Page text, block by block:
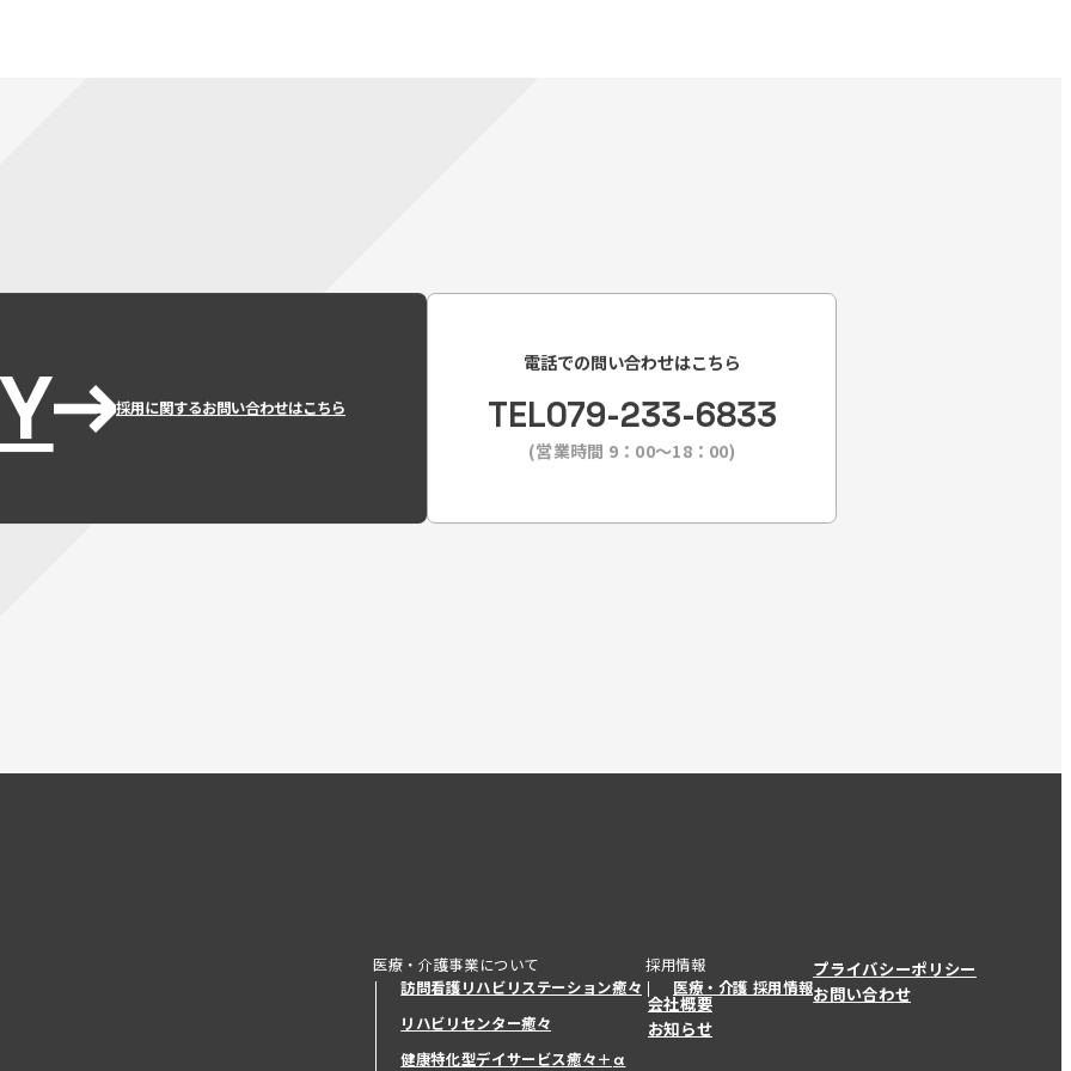
採用に関するお問い合わせはこちら
電話での問い合わせはこちら
TEL079-233-6833
(営業時間 9：00〜18：00)
医療・介護事業について
訪問看護リハビリステーション癒々
リハビリセンター癒々
健康特化型デイサービス癒々＋α
採用情報
医療・介護 採用情報
会社概要
お知らせ
プライバシーポリシー
お問い合わせ